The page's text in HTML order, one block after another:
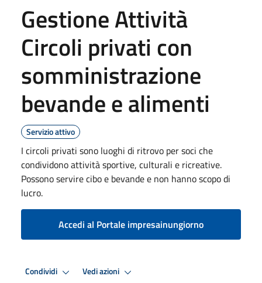
Gestione Attività
Circoli privati con
somministrazione
bevande e alimenti
Servizio attivo
I circoli privati sono luoghi di ritrovo per soci che
condividono attività sportive, culturali e ricreative.
Possono servire cibo e bevande e non hanno scopo di
lucro.
Accedi al Portale impresainungiorno
Condividi Vedi azioni